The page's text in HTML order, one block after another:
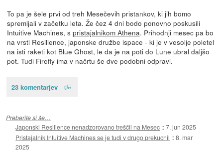
To pa je šele prvi od treh Mesečevih pristankov, ki jih bomo
spremljali v začetku leta. Že čez 4 dni bodo ponovno poskusili
Intuitive Machines, s pristajalnikom Athena. Prihodnji mesec pa bo
na vrsti Resilience, japonske družbe ispace - ki je v vesolje poletel
na isti raketi kot Blue Ghost, le da je na poti do Lune ubral daljšo
pot. Tudi Firefly ima v načrtu še dve podobni odpravi.
23 komentarjev
Preberite si še…
Japonski Resilience nenadzorovano treščil na Mesec ::7. jun 2025
Pristajalnik Intuitive Machines se je tudi v drugo prekucnil ::8. mar
2025